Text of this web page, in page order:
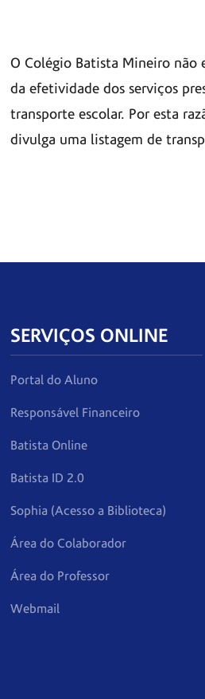
O Colégio Batista Mineiro não
da efetividade dos serviços
transporte escolar. Por esta
divulga uma listagem de
SERVIÇOS ONLINE
Portal do Aluno
Responsável Financeiro
Batista Online
Batista ID 2.0
Sophia (Acesso a Biblioteca)
Área do Colaborador
Área do Professor
Webmail